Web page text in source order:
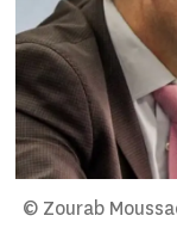
© Zourab